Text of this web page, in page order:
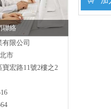
聯絡
限公司
市
宏路11號2樓之2